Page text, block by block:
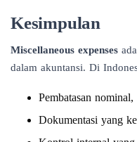
Kesimpulan
Miscellaneous expenses
dalam akuntansi. Di
Pembatasan nominal,
Dokumentasi yang